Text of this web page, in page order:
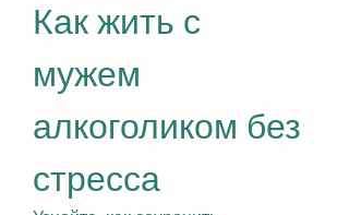
Как жить с
мужем
алкоголиком без
стресса